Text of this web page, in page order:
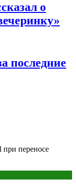
о
последние
при переносе